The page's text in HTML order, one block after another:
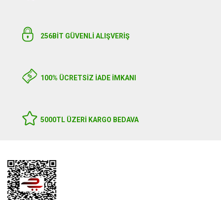
256BIT GÜVENLİ ALIŞVERİŞ
100% ÜCRETSİZ İADE İMKANI
5000TL ÜZERI KARGO BEDAVA